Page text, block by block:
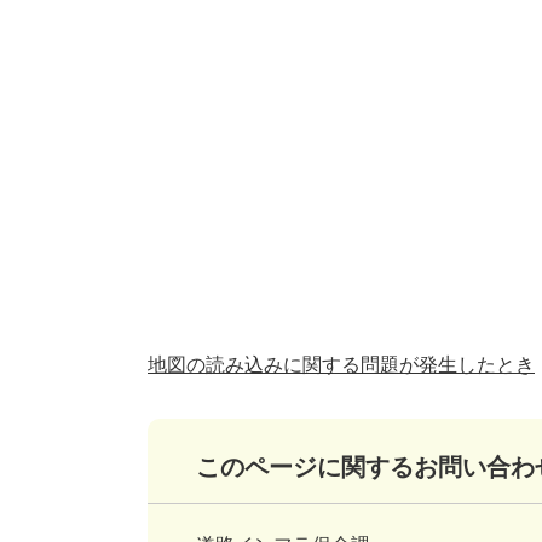
地図の読み込みに関する問題が発生したとき
このページに関するお問い合わ